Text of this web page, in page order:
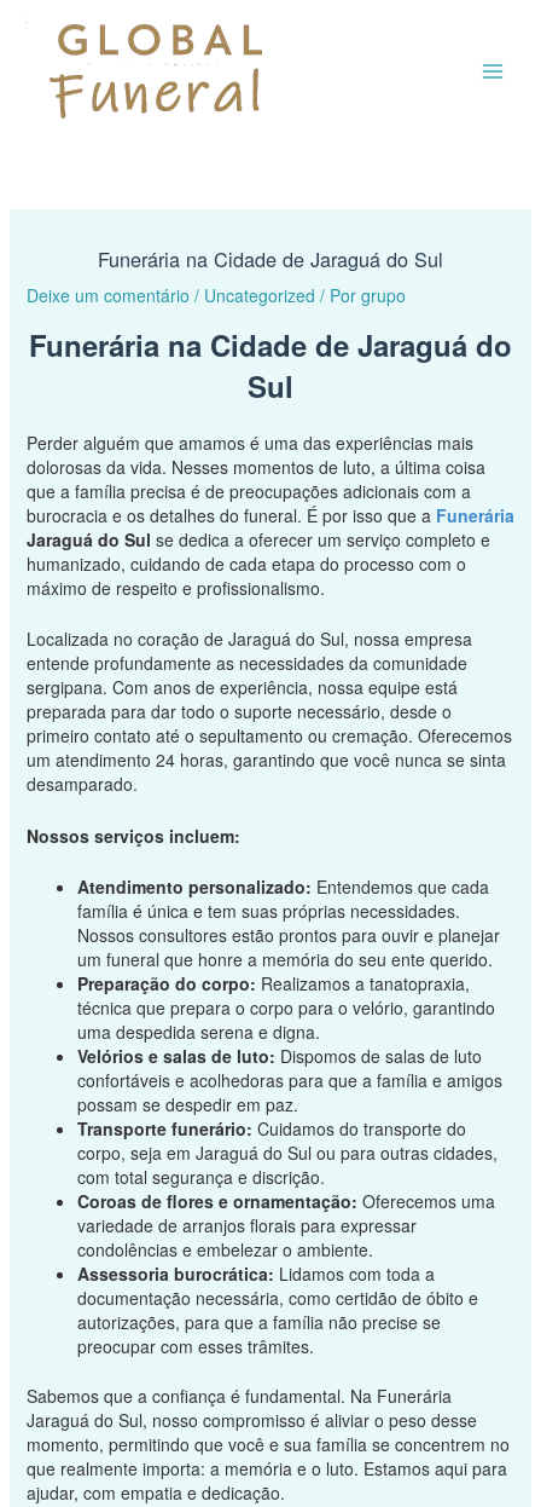
para
conteúdo
Funerária na Cidade de Jaraguá do Sul
Deixe um comentário / Uncategorized / Por grupo
Funerária na Cidade de Jaraguá do
Sul
Perder alguém que amamos é uma das experiências mais
dolorosas da vida. Nesses momentos de luto, a última coisa
que a família precisa é de preocupações adicionais com a
burocracia e os detalhes do funeral. É por isso que a Funerária
Jaraguá do Sul se dedica a oferecer um serviço completo e
humanizado, cuidando de cada etapa do processo com o
máximo de respeito e profissionalismo.
Localizada no coração de Jaraguá do Sul, nossa empresa
entende profundamente as necessidades da comunidade
sergipana. Com anos de experiência, nossa equipe está
preparada para dar todo o suporte necessário, desde o
primeiro contato até o sepultamento ou cremação. Oferecemos
um atendimento 24 horas, garantindo que você nunca se sinta
desamparado.
Nossos serviços incluem:
Atendimento personalizado: Entendemos que cada
família é única e tem suas próprias necessidades.
Nossos consultores estão prontos para ouvir e planejar
um funeral que honre a memória do seu ente querido.
Preparação do corpo: Realizamos a tanatopraxia,
técnica que prepara o corpo para o velório, garantindo
uma despedida serena e digna.
Velórios e salas de luto: Dispomos de salas de luto
confortáveis e acolhedoras para que a família e amigos
possam se despedir em paz.
Transporte funerário: Cuidamos do transporte do
corpo, seja em Jaraguá do Sul ou para outras cidades,
com total segurança e discrição.
Coroas de flores e ornamentação: Oferecemos uma
variedade de arranjos florais para expressar
condolências e embelezar o ambiente.
Assessoria burocrática: Lidamos com toda a
documentação necessária, como certidão de óbito e
autorizações, para que a família não precise se
preocupar com esses trâmites.
Sabemos que a confiança é fundamental. Na Funerária
Jaraguá do Sul, nosso compromisso é aliviar o peso desse
momento, permitindo que você e sua família se concentrem no
que realmente importa: a memória e o luto. Estamos aqui para
ajudar, com empatia e dedicação.